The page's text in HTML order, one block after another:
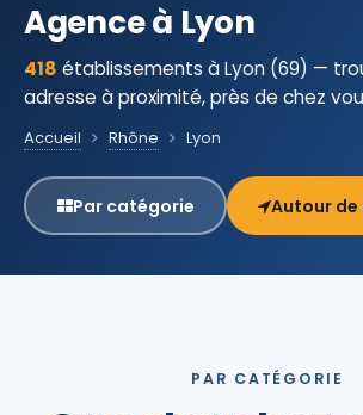
Agence à Lyon
418 établissements à Lyon (69) —
adresse à proximité, près de chez
Accueil Rhône Lyon
Par catégorie Autour de
PAR CATÉGORIE